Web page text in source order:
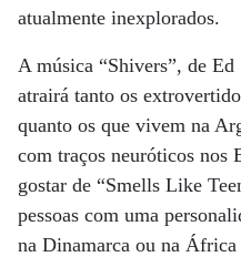
atualmente inexplorados.
A música “Shivers”, de
atrairá tanto os
quanto os que vivem na
com traços neuróticos nos
gostar de “Smells Like
pessoas com uma
na Dinamarca ou na África